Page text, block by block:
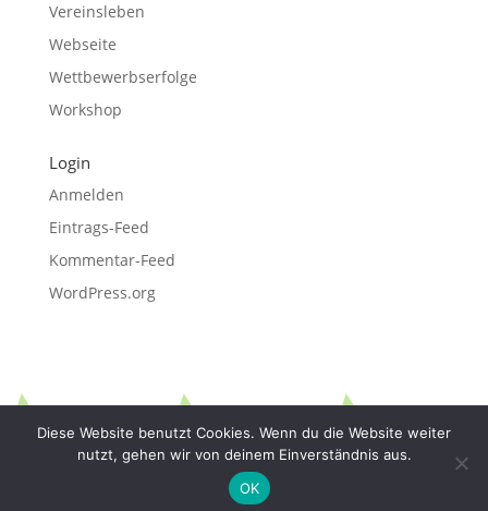
Vereinsleben
Webseite
Wettbewerbserfolge
Workshop
Login
Anmelden
Eintrags-Feed
Kommentar-Feed
WordPress.org
Diese Website benutzt Cookies. Wenn du die Website weiter
nutzt, gehen wir von deinem Einverständnis aus.
OK